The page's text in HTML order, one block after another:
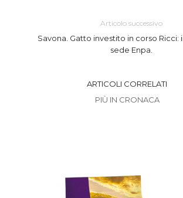
Articolo successivo
Savona. Gatto investito in corso Ricci:
sede Enpa.
ARTICOLI CORRELATI
PIÙ IN CRONACA